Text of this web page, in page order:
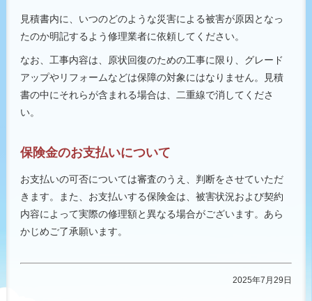
見積書内に、いつのどのような災害による被害が原因となっ
たのか明記するよう修理業者に依頼してください。
なお、工事内容は、原状回復のための工事に限り、グレード
アップやリフォームなどは保障の対象にはなりません。見積
書の中にそれらが含まれる場合は、二重線で消してくださ
い。
保険金のお支払いについて
お支払いの可否については審査のうえ、判断をさせていただ
きます。また、お支払いする保険金は、被害状況および契約
内容によって実際の修理額と異なる場合がございます。あら
かじめご了承願います。
2025年7月29日